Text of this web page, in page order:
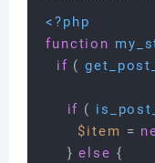
<?php
function
if (
if (
$item =
    }
else {